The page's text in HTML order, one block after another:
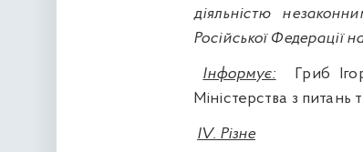
діяльністю
Російської Федерації
Інформує: Гриб
Міністерства з
IV. Різне